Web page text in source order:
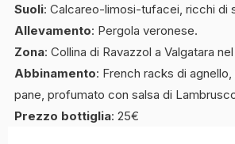
Suoli: Calcareo-limosi-tufacei, ricchi di
Allevamento: Pergola veronese.
Zona: Collina di Ravazzol a Valgatara
Abbinamento: French racks di
pane, profumato con salsa di
Prezzo bottiglia: 25€